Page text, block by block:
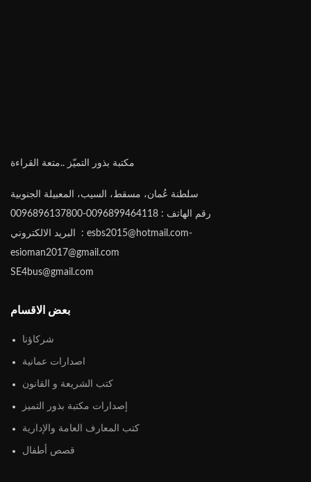
مكتبة بذور التميّز ..متعة القراءة
سلطنة عُمان، مسقط، السيب، المعبيلة الجنوبية
رقم الهاتف : 0096899464118-0096896137800
البريد الالكتروني : esbs2015@hotmail.com-
esioman2017@gmail.com
SE4bus@gmail.com
بعض الاقسام
شركاؤنا
اصدارات عمانية
كتب الشريعة و القانون
إصدارات مكتبة بذور التميز
كتب المعارف العامة والإدارية
قصص أطفال